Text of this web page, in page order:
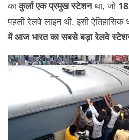
काकुर्ला एक प्रमुख स्टेशनथा, जो
पहली रेलवे लाइन थी. इसी
में आज भारत का सबसे बड़ा रेलवे